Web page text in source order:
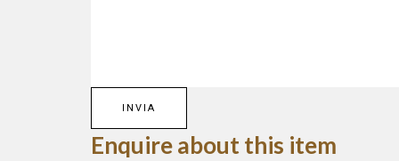
Enquire about this item